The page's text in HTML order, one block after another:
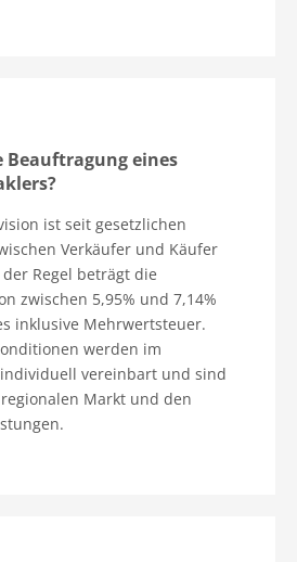
Beauftragung eines
ist seit gesetzlichen
Verkäufer und Käufer
Regel beträgt die
zwischen 5,95% und 7,14%
inklusive Mehrwertsteuer.
werden im
vereinbart und sind
Markt und den